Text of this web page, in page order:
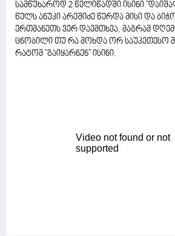
სამწუხაროდ 2 წელიწადში ისინი
წელს ანუკი არეშიძე წერდა მისი და
ერთმანეთს ვერ დაემთხვა, მაგრამ
ცნობილი თუ რა მოხდა ორ საუკეთესო
რატომ ''გაიყარნენ'' ისინი.